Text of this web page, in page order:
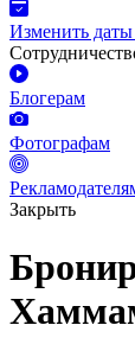
Изменить
Блогерам
Фотографам
Закрыть